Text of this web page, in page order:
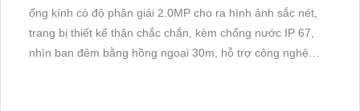
ống kính có độ phân giải 2.0MP cho ra hình ảnh sắc nét,
trang bị thiết kế thân chắc chắn, kèm chống nước IP 67,
nhìn ban đêm bằng hồng ngoại 30m, hỗ trợ công nghệ